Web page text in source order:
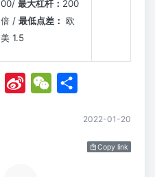
00/ 最大杠杆： 200
倍 / 最低点差： 欧
美 1.5
W
2022-01-20
Copy link